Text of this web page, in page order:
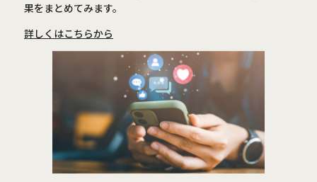
果をまとめてみます。
詳しくはこちらから